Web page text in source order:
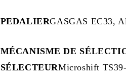
PEDALIERGASGAS EC33,
MÉCANISME DE
SÉLECTEURMicroshift